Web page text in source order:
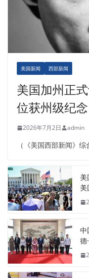
美国新闻 西部新闻
美国加州正
位获州级纪
2026年7月2日 admin
（《美国西部新闻》
美
美
中
德